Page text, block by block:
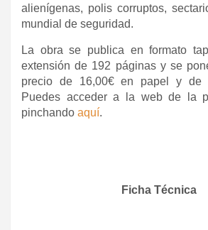
alienígenas, polis corruptos,
mundial de seguridad.
La obra se publica en formato
extensión de 192 páginas y se
precio de 16,00€ en papel y de
Puedes acceder a la web de la
pinchando aquí.
Ficha Técnica